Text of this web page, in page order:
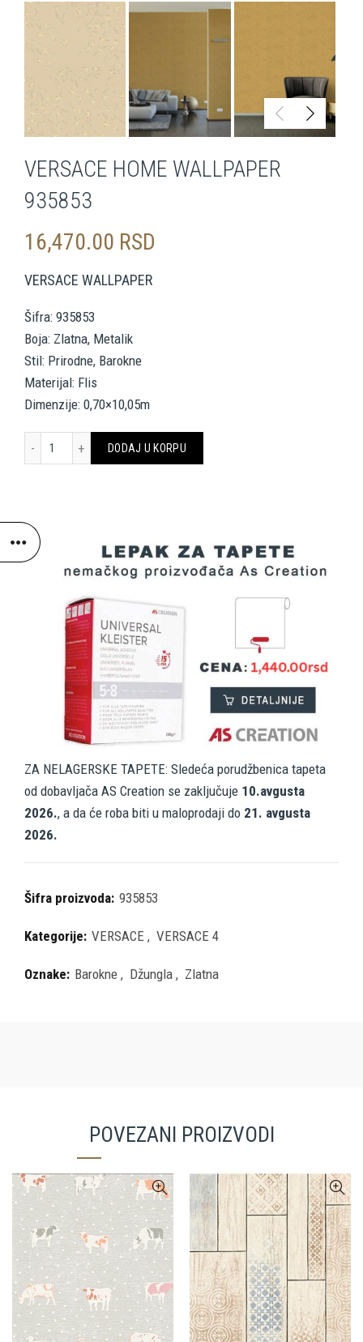
VERSACE HOME WALLPAPER
935853
16,470.00 RSD
VERSACE WALLPAPER
Šifra: 935853
Boja: Zlatna, Metalik
Stil: Prirodne, Barokne
Materijal: Flis
Dimenzije: 0,70×10,05m
VERSACE HOME WALLPAPER 935853 količina
DODAJ U KORPU
ZA NELAGERSKE TAPETE: Sledeća porudžbenica tapeta
od dobavljača AS Creation se zaključuje 10.avgusta
2026., a da će roba biti u maloprodaji do 21. avgusta
2026.
Šifra proizvoda: 935853
Kategorije: VERSACE , VERSACE 4
Oznake: Barokne , Džungla , Zlatna
POVEZANI PROIZVODI